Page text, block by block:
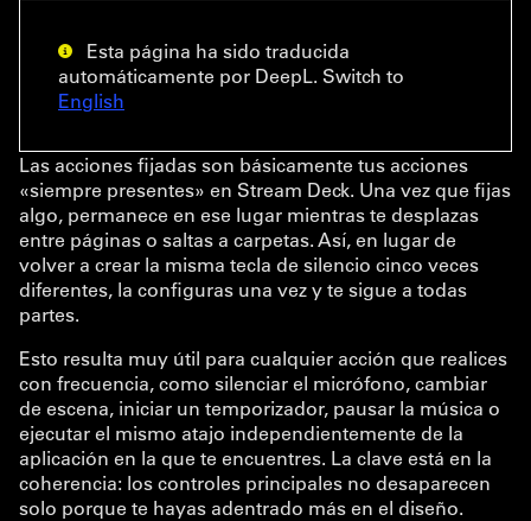
Esta página ha sido traducida
automáticamente por DeepL. Switch to
English
Las acciones fijadas son básicamente tus acciones
«siempre presentes» en Stream Deck. Una vez que fijas
algo, permanece en ese lugar mientras te desplazas
entre páginas o saltas a carpetas. Así, en lugar de
volver a crear la misma tecla de silencio cinco veces
diferentes, la configuras una vez y te sigue a todas
partes.
Esto resulta muy útil para cualquier acción que realices
con frecuencia, como silenciar el micrófono, cambiar
de escena, iniciar un temporizador, pausar la música o
ejecutar el mismo atajo independientemente de la
aplicación en la que te encuentres. La clave está en la
coherencia: los controles principales no desaparecen
solo porque te hayas adentrado más en el diseño.